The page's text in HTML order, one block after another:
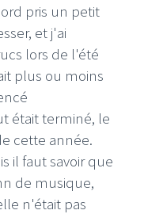
pris un petit
et j'ai
lors de l'été
plus ou moins
était terminé, le
cette année.
il faut savoir que
de musique,
n'était pas